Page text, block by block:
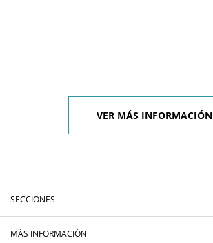
VER MÁS INFORMACIÓN
SECCIONES
MÁS INFORMACIÓN